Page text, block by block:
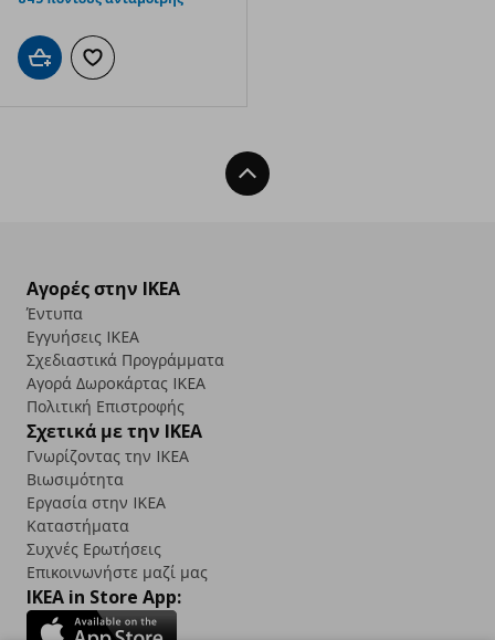
Προσθήκη στο καλάθι
Προσθήκη στα αγαπημένα
Back To Top
Αγορές στην IKEA
Έντυπα
Εγγυήσεις IKEA
Σχεδιαστικά Προγράμματα
Αγορά Δωρoκάρτας IKEA
Πολιτική Επιστροφής
Σχετικά με την IKEA
Γνωρίζοντας την IKEA
Βιωσιμότητα
Εργασία στην IKEA
Καταστήματα
Συχνές Ερωτήσεις
Επικοινωνήστε μαζί μας
IKEA in Store App: